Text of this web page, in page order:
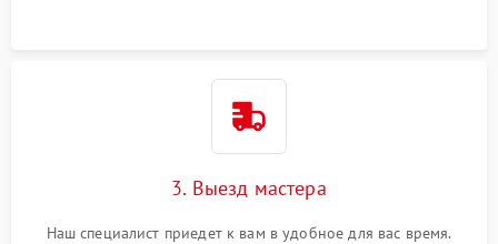
3. Выезд мастера
Наш специалист приедет к вам в удобное для вас время.